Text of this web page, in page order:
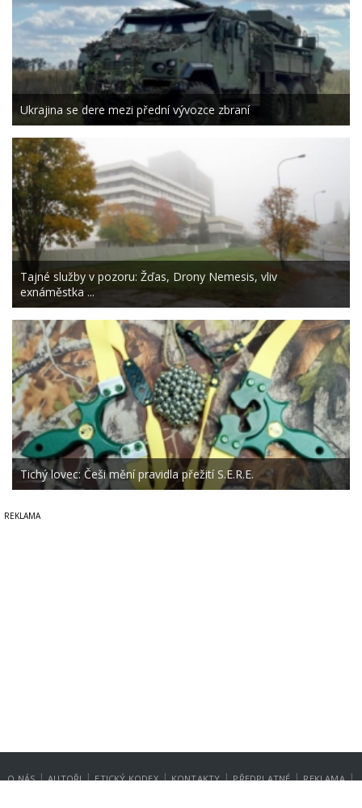
Ukrajina se dere mezi přední vývozce zbraní
Tajné služby v pozoru: Žďas, Drony Nemesis, vliv
exnáměstka ...
Tichý lovec: Češi mění pravidla přežití S.E.R.E.
O NÁS | AUTOŘI | ETICKÝ KODEX | KONTAKTY | PŘEDPLATNÉ | REKLAMA |